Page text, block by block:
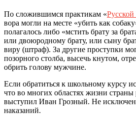
По сложившимся практикам «
вора могли на месте «убить как
полагалось либо «мстить брату за
или двоюродному брату, или сыну
виру (штраф). За другие проступки
позорного столба, высечь кнутом,
обрить голову мужчине.
Если обратиться к школьному курсу
что во многих областях жизни
выступил Иван Грозный. Не
наказаний.